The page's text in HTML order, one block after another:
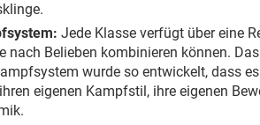
Jede Klasse verfügt über eine
nach Belieben kombinieren können.
wurde so entwickelt, dass
eigenen Kampfstil, ihre eigenen